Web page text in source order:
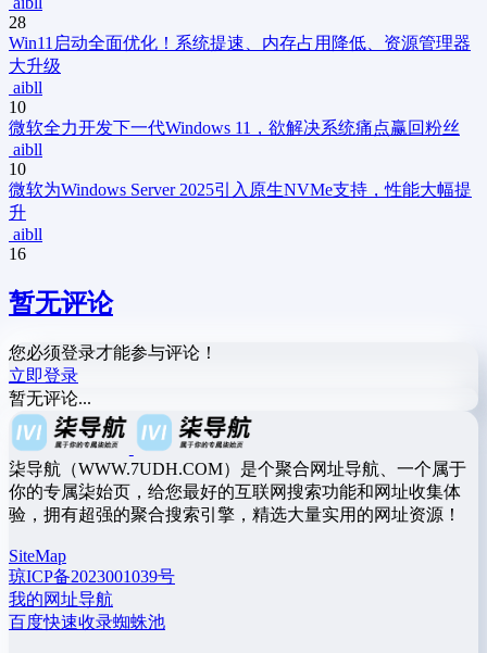
28
Win11启动全面优化！系统提速、内存占用降低、资源管理器
大升级
aibll
10
微软全力开发下一代Windows 11，欲解决系统痛点赢回粉丝
aibll
10
微软为Windows Server 2025引入原生NVMe支持，性能大幅提
升
aibll
16
暂无评论
您必须登录才能参与评论！
立即登录
暂无评论...
柒导航（WWW.7UDH.COM）是个聚合网址导航、一个属于
你的专属柒始页，给您最好的互联网搜索功能和网址收集体
验，拥有超强的聚合搜索引擎，精选大量实用的网址资源！
SiteMap
琼ICP备2023001039号
我的网址导航
百度快速收录蜘蛛池